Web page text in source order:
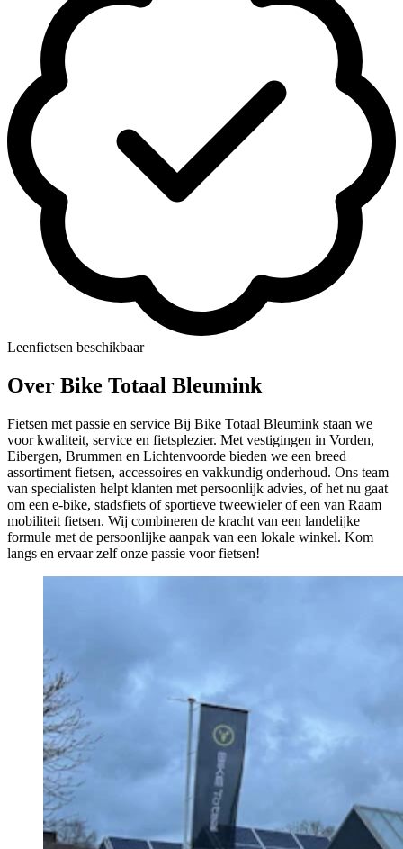
Leenfietsen beschikbaar
Over Bike Totaal Bleumink
Fietsen met passie en service Bij Bike Totaal Bleumink staan we
voor kwaliteit, service en fietsplezier. Met vestigingen in Vorden,
Eibergen, Brummen en Lichtenvoorde bieden we een breed
assortiment fietsen, accessoires en vakkundig onderhoud. Ons team
van specialisten helpt klanten met persoonlijk advies, of het nu gaat
om een e-bike, stadsfiets of sportieve tweewieler of een van Raam
mobiliteit fietsen. Wij combineren de kracht van een landelijke
formule met de persoonlijke aanpak van een lokale winkel. Kom
langs en ervaar zelf onze passie voor fietsen!